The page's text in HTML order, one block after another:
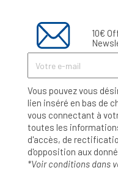
10€
Vous pouvez vous
lien inséré en bas de
vous connectant à
toutes les
d'accès, de
d'opposition aux
*Voir conditions dans